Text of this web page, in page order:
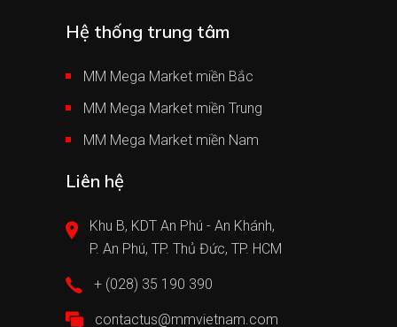
Hệ thống trung tâm
MM Mega Market miền Bắc
MM Mega Market miền Trung
MM Mega Market miền Nam
Liên hệ
Khu B, KDT An Phú - An Khánh,
P. An Phú, TP. Thủ Đức, TP. HCM
+ (028) 35 190 390
contactus@mmvietnam.com